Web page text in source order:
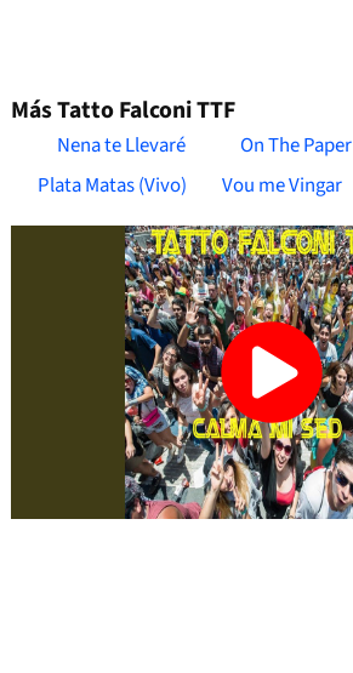
Más Tatto Falconi TTF
Nena te Llevaré On The Paper
Plata Matas (Vivo)
Vou me Vingar